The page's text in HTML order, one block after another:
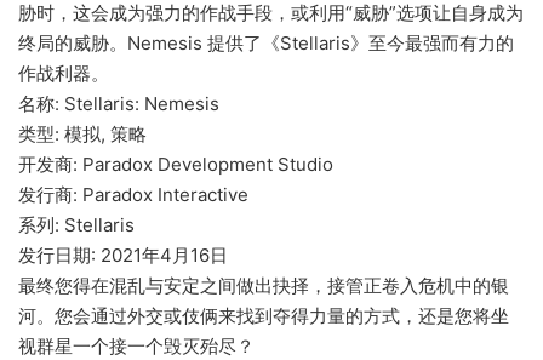
胁时，这会成为强力的作战手段，或利用“威胁”选项让自身成为
终局的威胁。Nemesis 提供了《Stellaris》至今最强而有力的
作战利器。
名称: Stellaris: Nemesis
类型: 模拟, 策略
开发商: Paradox Development Studio
发行商: Paradox Interactive
系列: Stellaris
发行日期: 2021年4月16日
最终您得在混乱与安定之间做出抉择，接管正卷入危机中的银
河。您会通过外交或伎俩来找到夺得力量的方式，还是您将坐
视群星一个接一个毁灭殆尽？